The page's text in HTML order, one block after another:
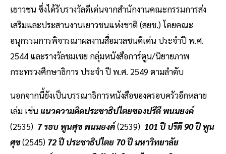
เยาวชน ซึ่งได้รับรางวัลดีเด่นจากสำนักงานคณะกรรมการส่ง
เสริมและประสานงานเยาวชนแห่งชาติ (สยช.) โดยคณะ
อนุกรรมการพิจารณาผลงานสื่อมวลชนดีเด่น ประจำปี พ.ศ.
2544 และรางวัลชมเชย กลุ่มหนังสือการ์ตูน/นิยายภาพ
กระทรวงศึกษาธิการ ประจำ ปี พ.ศ. 2549 ตามลำดับ
นอกจากนี้ยังเป็นบรรณาธิการหนังสือของครอบครัวอีกหลาย
เล่ม เช่นแนวความคิดประชาธิปไตยของปรีดี พนมยงค์
(2535) 7 รอบ พูนศุข พนมยงค์(2539) 101 ปี ปรีดี 90 ปี พูน
ศุข(2545) 72 ปี ประชาธิปไตย 70 ปี มหาวิทยาลัย